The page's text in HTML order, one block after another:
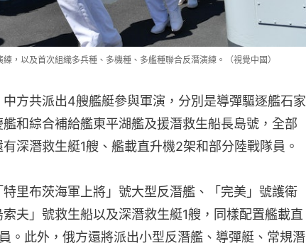
，以及首次組織多兵種、多機種、多艦種聯合反潛演練。（視覺中國）
方共派出4艘艦艇參與軍演，分別是導彈驅逐艦石家
和綜合補給艦東平湖艦及援潛救生船長島號，全部
深潛救生艇1艘、艦載直升機2架和部分陸戰隊員。
里布茨海軍上將」號大型反潛艦、「完美」號護衛
夫」號救生船以及深潛救生艇1艘，同樣配置艦載直
。此外，俄方還將派出小型反潛艦、導彈艇、常規潛